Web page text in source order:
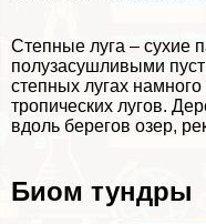
Степные луга – сухие
полузасушливыми
степных лугах
тропических лугов.
вдоль берегов озер,
Биом тундры